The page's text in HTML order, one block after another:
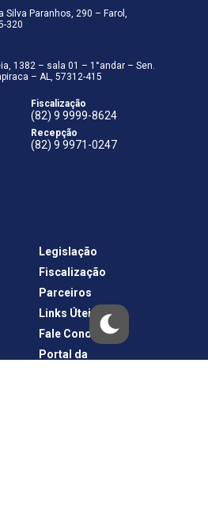
Silva Paranhos, 290 – Farol,
320
1382 – sala 01 – 1°andar – Sen.
– AL, 57312-415
Fiscalização
(82) 9 9999-8624
Recepção
(82) 9 9971-0247
Legislação
Fiscalização
Parceiros
Links Úteis
Fale Conosco
Portal da